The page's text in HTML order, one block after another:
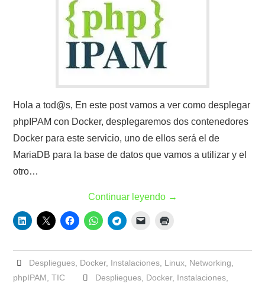
Hola a tod@s, En este post vamos a ver como desplegar
phpIPAM con Docker, desplegaremos dos contenedores
Docker para este servicio, uno de ellos será el de
MariaDB para la base de datos que vamos a utilizar y el
otro…
Continuar leyendo →
Despliegues, Docker, Instalaciones, Linux, Networking
phpIPAM ,TIC Despliegues, Docker, Instalaciones,